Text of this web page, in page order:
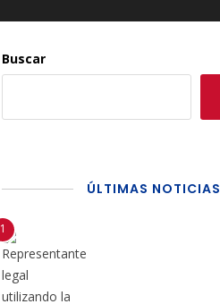
Buscar
ÚLTIMAS NOTICIAS